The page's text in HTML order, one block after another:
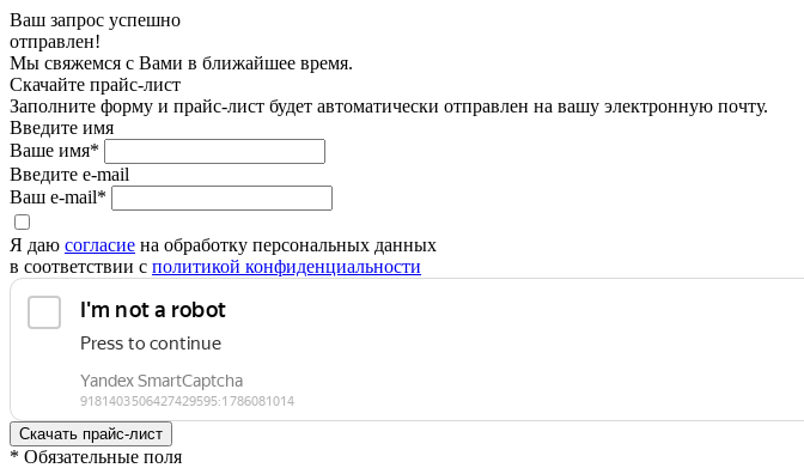
Ваш запрос успешно
отправлен!
Мы свяжемся с Вами в ближайшее время.
Скачайте прайс-лист
Заполните форму и прайс-лист будет автоматически отправлен на вашу электронную почту.
Введите имя
Ваше имя*
Введите e-mail
Ваш e-mail*
Я даю согласие на обработку персональных данных
в соответствии с политикой конфиденциальности
* Обязательные поля